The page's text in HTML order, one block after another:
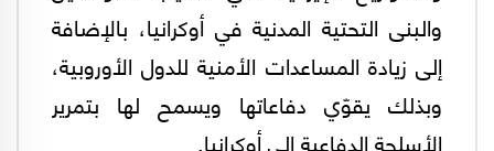
والبنى التحتية المدنية في أوكرانيا، بالإضافة
إلى زيادة المساعدات الأمنية للدول الأوروبية،
وبذلك يقوّي دفاعاتها ويسمح لها بتمرير
الأسلحة الدفاعية إلى أوكرانيا.